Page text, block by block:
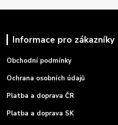
Informace pro zákazníky
Obchodní podmínky
Ochrana osobních údajů
Platba a doprava ČR
Platba a doprava SK